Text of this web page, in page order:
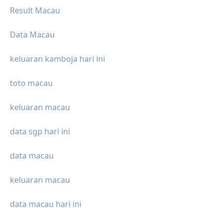
Result Macau
Data Macau
keluaran kamboja hari ini
toto macau
keluaran macau
data sgp hari ini
data macau
keluaran macau
data macau hari ini